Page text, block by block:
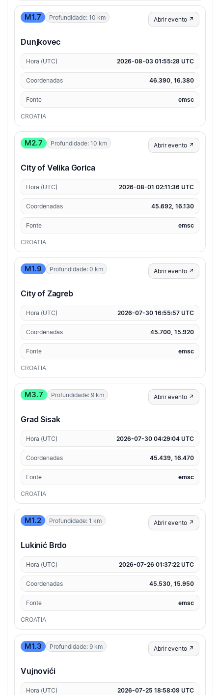
M1.7 Profundidade: 10 km Abrir evento ↗
Dunjkovec
Hora (UTC) 2026-08-03 01:55:28 UTC
Coordenadas 46.390, 16.380
Fonte emsc
CROATIA
M2.7 Profundidade: 10 km Abrir evento ↗
City of Velika Gorica
Hora (UTC) 2026-08-01 02:11:36 UTC
Coordenadas 45.692, 16.130
Fonte emsc
CROATIA
M1.9 Profundidade: 0 km Abrir evento ↗
City of Zagreb
Hora (UTC) 2026-07-30 16:55:57 UTC
Coordenadas 45.700, 15.920
Fonte emsc
CROATIA
M3.7 Profundidade: 9 km Abrir evento ↗
Grad Sisak
Hora (UTC) 2026-07-30 04:29:04 UTC
Coordenadas 45.439, 16.470
Fonte emsc
CROATIA
M1.2 Profundidade: 1 km Abrir evento ↗
Lukinić Brdo
Hora (UTC) 2026-07-26 01:37:22 UTC
Coordenadas 45.530, 15.950
Fonte emsc
CROATIA
M1.3 Profundidade: 9 km Abrir evento ↗
Vujnovići
Hora (UTC) 2026-07-25 18:58:09 UTC